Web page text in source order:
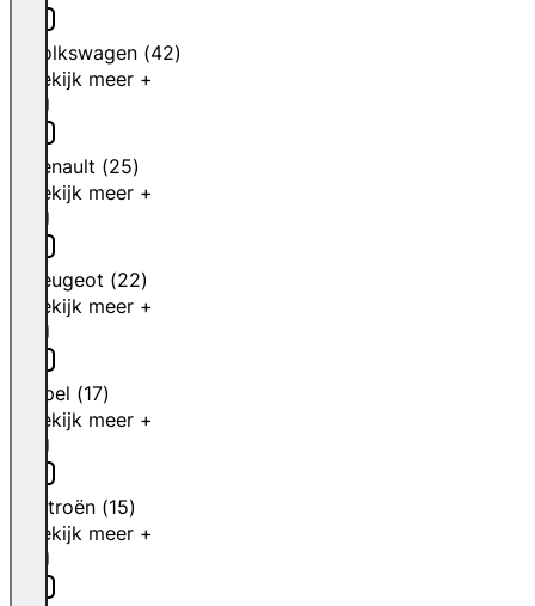
Volkswagen (42)
Bekijk meer +
Renault (25)
Bekijk meer +
Peugeot (22)
Bekijk meer +
Opel (17)
Bekijk meer +
Citroën (15)
Bekijk meer +